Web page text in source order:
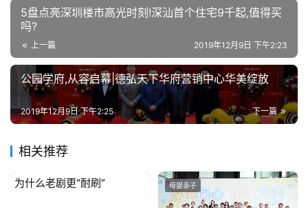
我
们
联
系
们
5盘点亮深圳楼市高光时刻!深汕首个住宅9千起,值得买
吗?
上一篇 2019年12月9日 下午2:23
公园学府,从容启幕|德弘天下华府营销中心华美绽放
下一篇
2019年12月9日 下午2:25
相关推荐
母婴亲子
为什么老剧更“耐刷” 母婴亲子